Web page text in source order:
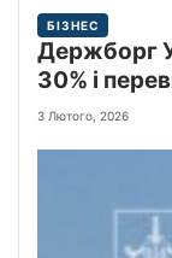
БІЗНЕС
Держборг
30% і
млрд)
3 Лютого, 2026